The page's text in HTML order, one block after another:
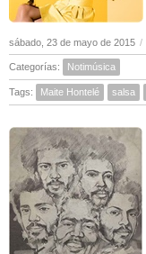
sábado, 23 de mayo de 2015 /
Categorías: Notimúsica
Tags: Maite Hontelé salsa